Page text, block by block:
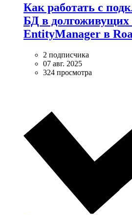
Как работать с
БД в долгоживущих
EntityManager в
2 подписчика
07 авг. 2025
324 просмотра